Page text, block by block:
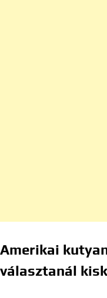
Amerikai
választanál